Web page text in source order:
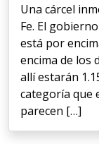
Una cárcel
Fe. El
está por
encima de los
allí estarán
categoría que
parecen […]